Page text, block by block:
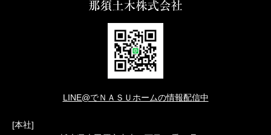
LINE@でＮＡＳＵホームの情報配信中
[本社]